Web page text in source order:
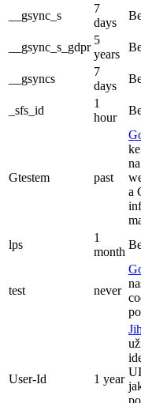
__gsync_s
7
days
__gsync_s_gdpr
5
years
__gsyncs
7
days
_sfs_id
1
hour
Gtestem past
a
lps
1
month
test never
User-Id 1 year